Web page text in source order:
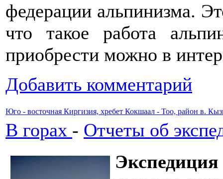
федерации альпинизма.
что такое работа
приобрести можно в
Добавить комментарий
Юго - восточная Киргизия, хребет Кокшаал - Тоо, район в.
В горах - Отчеты об